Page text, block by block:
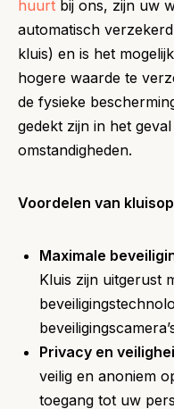
huurt bij ons, zijn uw
automatisch
kluis) en is het
hogere waarde te
de fysieke
gedekt zijn in het
omstandigheden.
Voordelen van
Maximale
Kluis zijn uitgerust
Privacy en
veilig en anoniem
toegang tot uw